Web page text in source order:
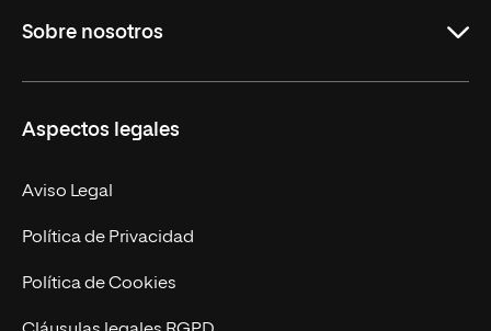
Másteres Oficiales
Másteres Propios
Doctorados
Experto Universitario
Postgrados
Cursos Universitarios
Sobre nosotros
Facultades
Nuestro Equipo
Trabaja en UNIR
Actualidad
UNIR Revista
Aspectos legales
Aviso Legal
Política de Privacidad
Política de Cookies